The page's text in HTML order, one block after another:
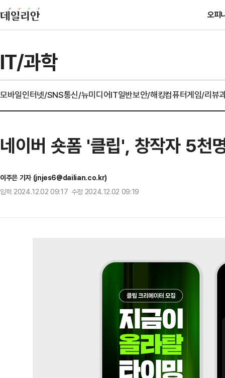
오피
IT/과학
모바일인터넷/SNS통신/뉴미디어IT일반보안/해킹컴퓨터게임/리뷰
네이버 숏폼 '클립', 창작자 5
이주은 기자 (jnjes6@dailian.co.kr)
입력 2024.12.02 09:17 수정 2024.12.02 09:19